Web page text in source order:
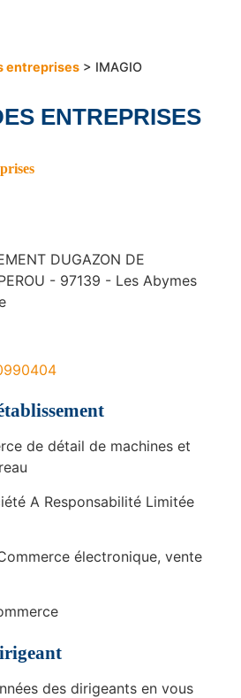
entreprises > IMAGIO
ENTREPRISES
DUGAZON DE
- 97139 - Les Abymes
de détail de machines et
A Responsabilité Limitée
électronique, vente
des dirigeants en vous